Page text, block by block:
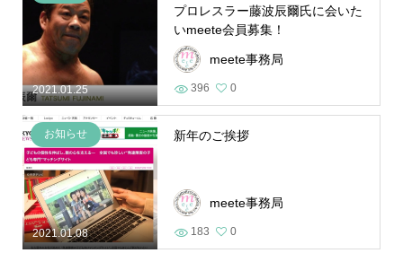
2021.01.25
プロレスラー藤波辰爾氏に会いた
いmeete会員募集！
meete事務局
396 0
2021.01.08
お知らせ 新年のご挨拶
meete事務局
183 0